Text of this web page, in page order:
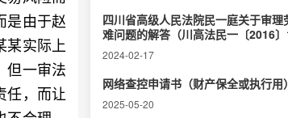
是由于赵
某实际上
但一审法
任，而让
四川省高级人民法院民一庭关于审
难问题的解答（川高法民一〔2016〕
2024-02-17
网络查控申请书（财产保全或执行用）
2025-05-20